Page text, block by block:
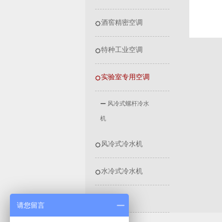
酒窖精密空调
特种工业空调
实验室专用空调
风冷式螺杆冷水
机
风冷式冷水机
水冷式冷水机
请您留言